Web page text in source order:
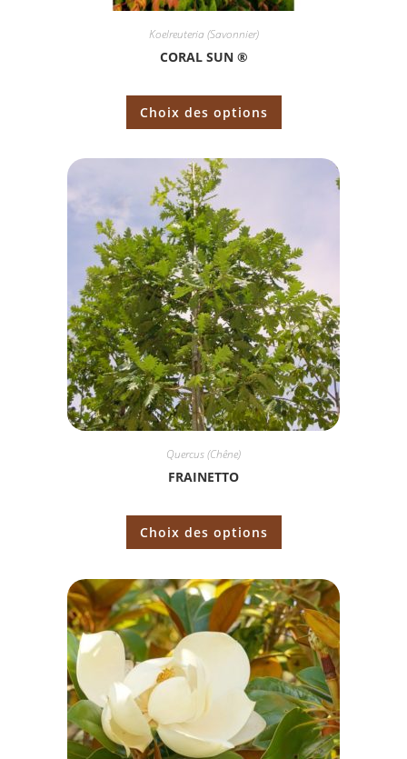
Koelreuteria (Savonnier)
CORAL SUN ®
Choix des options
Quercus (Chêne)
FRAINETTO
Choix des options